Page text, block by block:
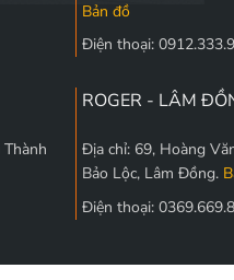
Bản đồ
Điện thoại:
ROGER - LÂM
Địa chỉ: 69, Hoàng
Bảo Lộc, Lâm Đồng.
Điện thoại: